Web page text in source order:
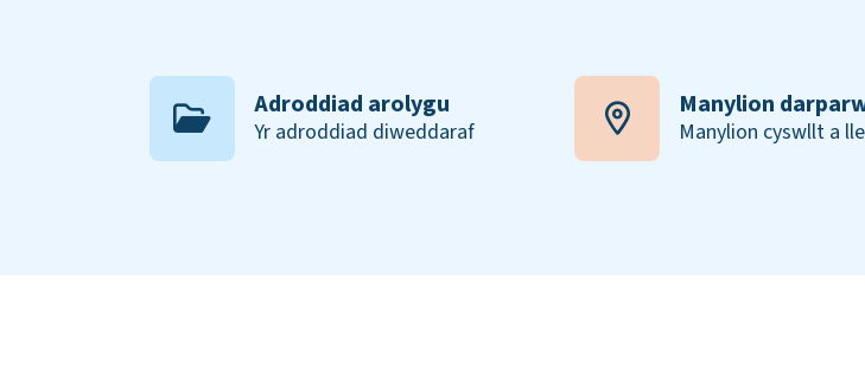
Adroddiad arolygu
Yr adroddiad diweddaraf
Manylion
Manylion cyswllt a